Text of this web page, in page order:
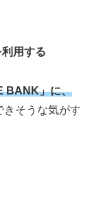
用する
BANK」に、
きそうな気がす